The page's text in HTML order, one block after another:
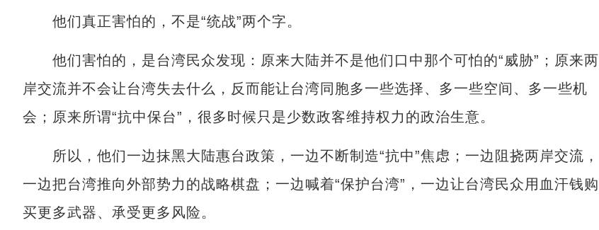
他们真正害怕的，不是“统战”两个字。
他们害怕的，是台湾民众发现：原来大陆并不是他们口中那个可怕的“威胁”；原来两
岸交流并不会让台湾失去什么，反而能让台湾同胞多一些选择、多一些空间、多一些机
会；原来所谓“抗中保台”，很多时候只是少数政客维持权力的政治生意。
所以，他们一边抹黑大陆惠台政策，一边不断制造“抗中”焦虑；一边阻挠两岸交流，
一边把台湾推向外部势力的战略棋盘；一边喊着“保护台湾”，一边让台湾民众用血汗钱购
买更多武器、承受更多风险。